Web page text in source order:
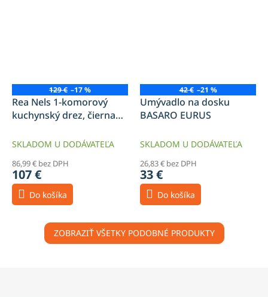
129 € –17 %
Rea Nels 1-komorový
kuchynský drez, čierna
SKLADOM U DODÁVATEĽA
86,99 € bez DPH
107 €
Do košíka
42 € –21 %
Umývadlo na dosku
BASARO EURUS
SKLADOM U DODÁVATEĽA
26,83 € bez DPH
33 €
Do košíka
ZOBRAZIŤ VŠETKY PODOBNÉ PRODUKTY